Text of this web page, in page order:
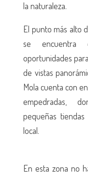
la naturaleza.
El punto más alto
se encuentra
oportunidades
de vistas
Mola cuenta con
empedradas,
pequeñas
local.
En esta zona no